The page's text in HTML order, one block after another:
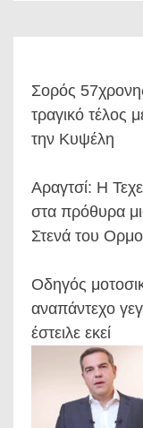
Σορός
τραγικό τέλος
την Κυψέλη
Αραγτσί: Η
στα πρόθυρα
Στενά του
Οδηγός
αναπάντεχο
έστειλε εκεί